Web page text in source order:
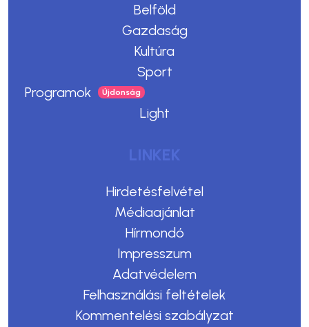
Belföld
Gazdaság
Kultúra
Sport
Programok
Light
LINKEK
Hirdetésfelvétel
Médiaajánlat
Hírmondó
Impresszum
Adatvédelem
Felhasználási feltételek
Kommentelési szabályzat